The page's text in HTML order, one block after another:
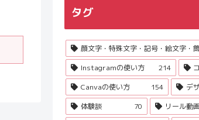
タグ
顔文字・特殊文字・記号・絵文字・
Instagramの使い方
214
Canvaの使い方
154 デ
体験談
70 リール動